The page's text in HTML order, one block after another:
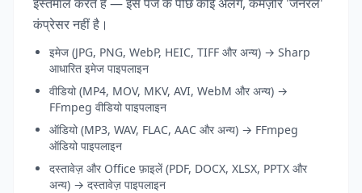
कंप्रेसर नहीं है।
इमेज (JPG, PNG, WebP, HEIC, TIFF और अन्य) → Sharp
आधारित इमेज पाइपलाइन
वीडियो (MP4, MOV, MKV, AVI, WebM और अन्य) →
FFmpeg वीडियो पाइपलाइन
ऑडियो (MP3, WAV, FLAC, AAC और अन्य) → FFmpeg
ऑडियो पाइपलाइन
दस्तावेज़ और Office फ़ाइलें (PDF, DOCX, XLSX, PPTX और
अन्य) → दस्तावेज़ पाइपलाइन